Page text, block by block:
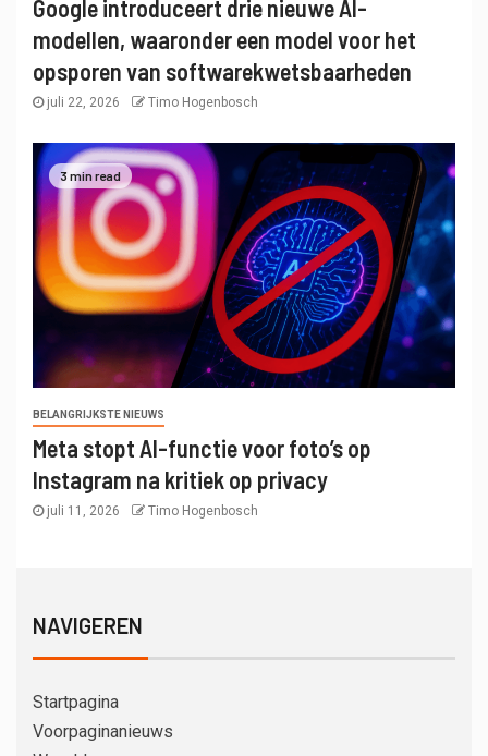
Google introduceert drie nieuwe AI-
modellen, waaronder een model voor het
opsporen van softwarekwetsbaarheden
juli 22, 2026 Timo Hogenbosch
3 min read
BELANGRIJKSTE NIEUWS
Meta stopt AI-functie voor foto’s op
Instagram na kritiek op privacy
juli 11, 2026 Timo Hogenbosch
NAVIGEREN
Startpagina
Voorpaginanieuws